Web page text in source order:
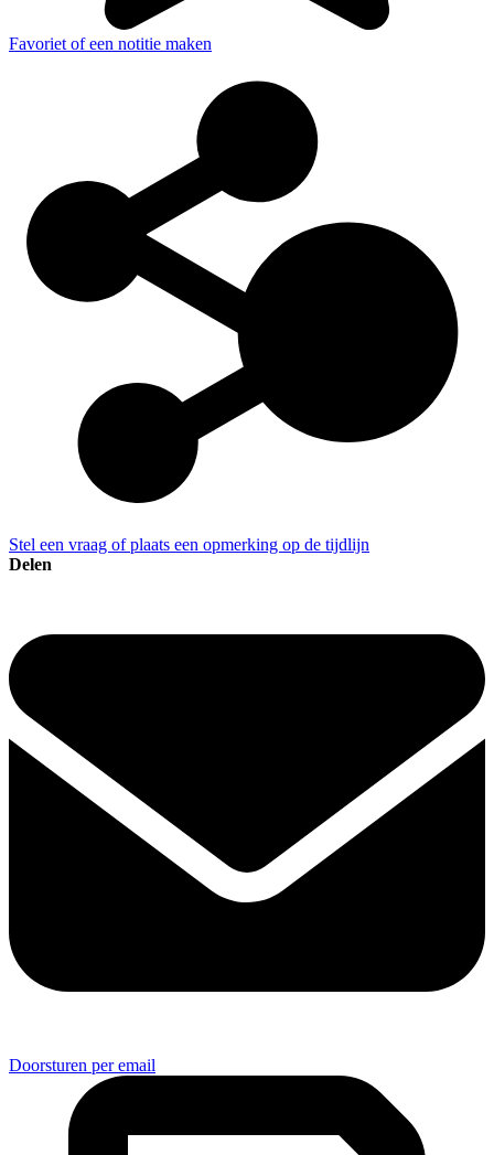
Favoriet of een notitie maken
Stel een vraag of plaats een opmerking op de tijdlijn
Delen
Doorsturen per email